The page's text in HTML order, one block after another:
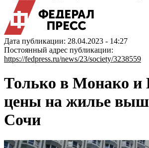
Дата публикации: 28.04.2023 - 14:27
Постоянный адрес публикации:
https://fedpress.ru/news/23/society/3238559
Только в Монако и
цены на жилье
Сочи